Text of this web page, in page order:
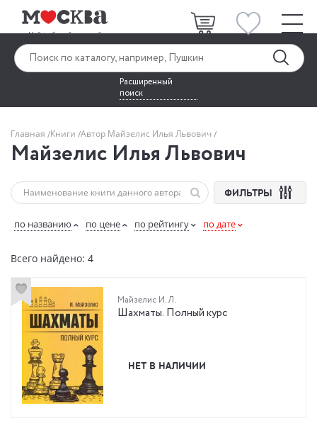
Расширенный
поиск
Главная Книги Автор Майзелис Илья Львович
Майзелис Илья Львович
ФИЛЬТРЫ
по названию по цене по рейтингу по дате
Всего найдено: 4
Майзелис И. Л.
Шахматы. Полный курс
НЕТ В НАЛИЧИИ